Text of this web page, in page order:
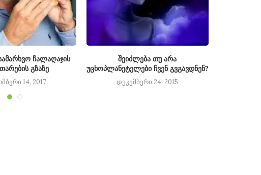
ჩალაღაჯის
გზაზე
14, 2017
შეიძლება თუ არა
უცხოპლანეტელები ჩვენ გვგავდნენ?
დეკემბერი 24, 2015